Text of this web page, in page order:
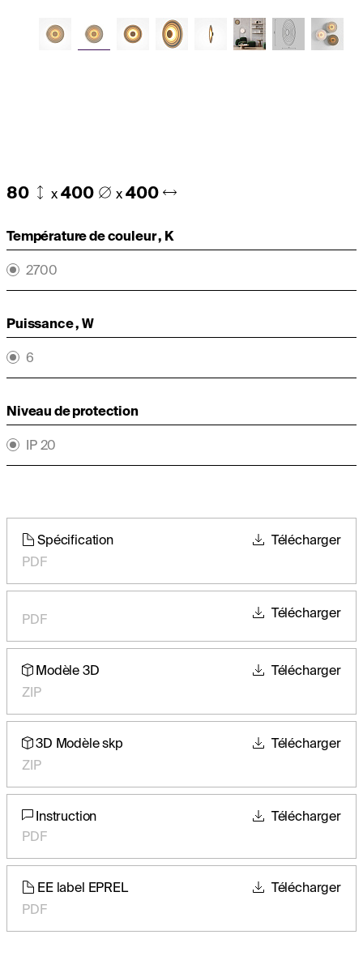
80 x400 x 400
Température de couleur , K
2700
Puissance , W
6
Niveau de protection
IP 20
Spécification
PDF
Télécharger
PDF Télécharger
Modèle 3D
ZIP
Télécharger
3D Modèle skp
ZIP
Télécharger
Instruction
PDF
Télécharger
EE label EPREL
PDF
Télécharger